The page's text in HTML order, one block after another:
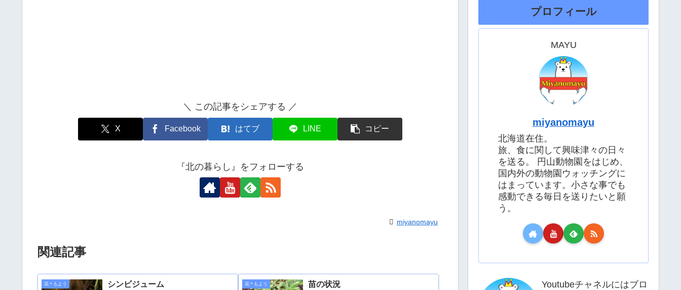
＼ この記事をシェアする ／
X Facebook はてブ LINE コピー
『北の暮らし』をフォローする
miyanomayu
関連記事
花＊もよう シンビジューム 花＊もよう 苗の状況
プロフィール
MAYU
miyanomayu
北海道在住。
旅、食に関して興味津々の日々
を送る。 円山動物園をはじめ、
国内外の動物園ウォッチングに
はまっています。小さな事でも
感動できる毎日を送りたいと願
う。
Youtubeチャネルにはブロ